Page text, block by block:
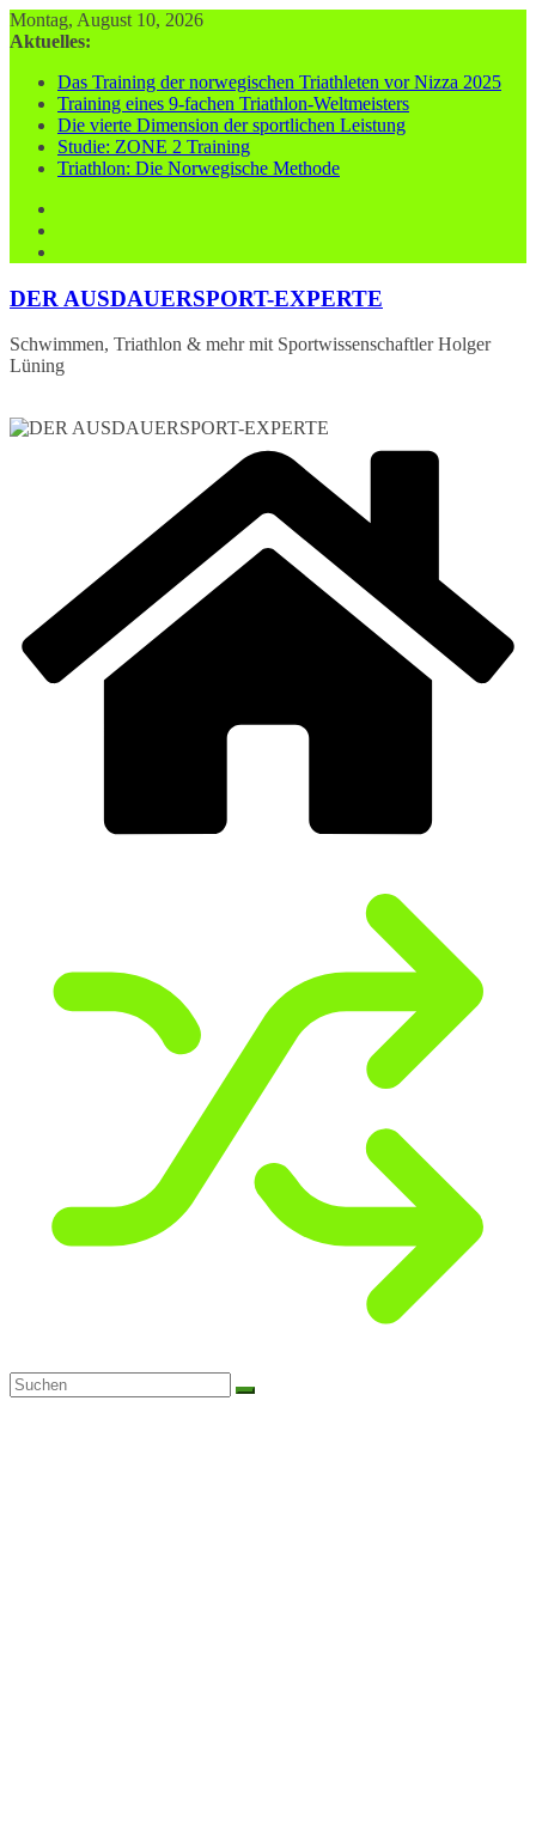
Zum
Inhalt
Montag, August 10, 2026
Aktuelles:
Das Training der norwegischen Triathleten vor Nizza 2025
Training eines 9-fachen Triathlon-Weltmeisters
Die vierte Dimension der sportlichen Leistung
Studie: ZONE 2 Training
Triathlon: Die Norwegische Methode
DER AUSDAUERSPORT-EXPERTE
Schwimmen, Triathlon & mehr mit Sportwissenschaftler Holger
Lüning